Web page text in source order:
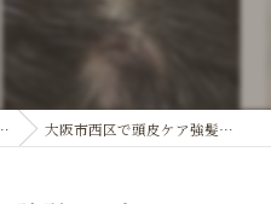
大阪市西区で頭皮ケア強髪ができるエステサロン